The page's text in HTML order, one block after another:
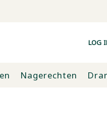
LOG
Nagerechten